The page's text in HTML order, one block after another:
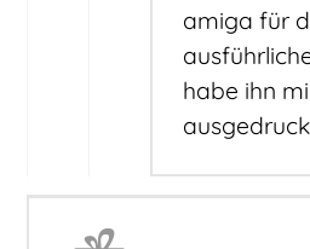
amiga für
habe ihn